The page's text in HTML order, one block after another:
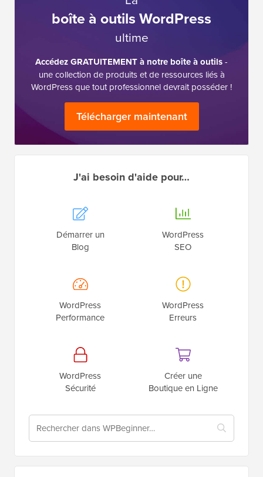
boîte à outils WordPress
ultime
Accédez GRATUITEMENT à notre boîte à outils-
une collection de produits et de ressources liés à
WordPress que tout professionnel devrait posséder !
Télécharger maintenant
J'ai besoin d'aide pour…
Démarrer un
Blog
WordPress
SEO
WordPress
Performance
WordPress
Erreurs
WordPress
Sécurité
Créer une
Boutique en Ligne